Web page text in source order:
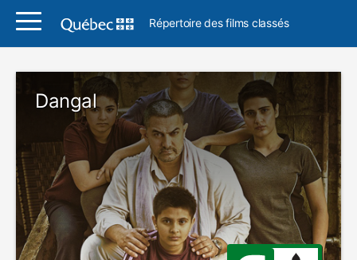
Répertoire des films classés
Dangal